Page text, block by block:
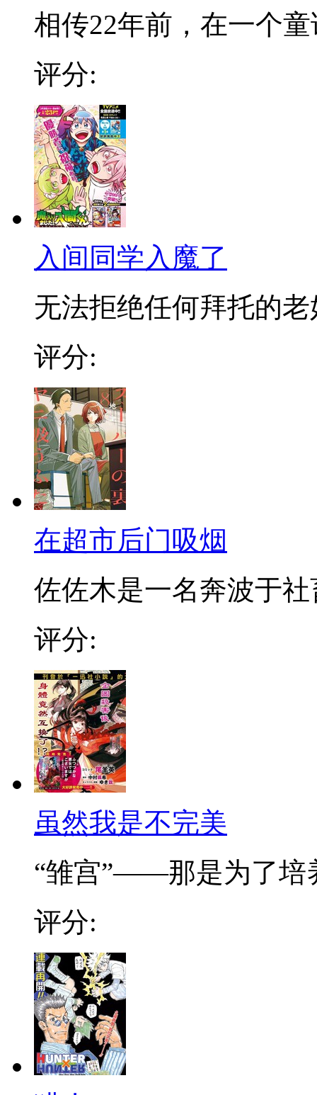
相传22年前，在一个
评分:
入间同学入魔了
无法拒绝任何拜托的老
评分:
在超市后门吸烟
佐佐木是一名奔波于社
评分:
虽然我是不完美
“雏宫”——那是为了培
评分: